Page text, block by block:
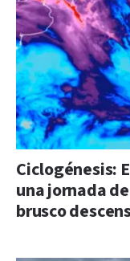
Ciclogénesis:
una jornada
brusco